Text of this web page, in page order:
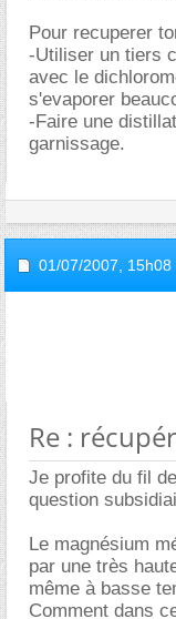
Pour recuperer
-Utiliser un tiers
avec le
s'evaporer
-Faire une
garnissage.
01/07/2007, 15h08
Re :
Je profite du fil
question
Le magnésium
par une très
même à basse
Comment dans